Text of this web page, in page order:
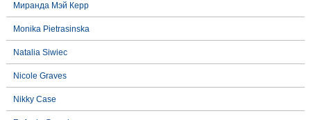
Миранда Мэй Керр
Monika Pietrasinska
Natalia Siwiec
Nicole Graves
Nikky Case